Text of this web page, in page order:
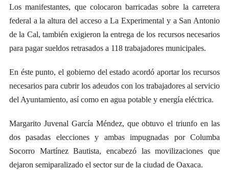
Los manifestantes, que colocaron barricadas sobre la carretera
federal a la altura del acceso a La Experimental y a San Antonio
de la Cal, también exigieron la entrega de los recursos necesarios
para pagar sueldos retrasados a 118 trabajadores municipales.
En éste punto, el gobierno del estado acordó aportar los recursos
necesarios para cubrir los adeudos con los trabajadores al servicio
del Ayuntamiento, así como en agua potable y energía eléctrica.
Margarito Juvenal García Méndez, que obtuvo el triunfo en las
dos pasadas elecciones y ambas impugnadas por Columba
Socorro Martínez Bautista, encabezó las movilizaciones que
dejaron semiparalizado el sector sur de la ciudad de Oaxaca.